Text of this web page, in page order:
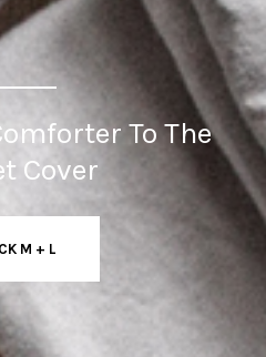
To The
Cover
M + L